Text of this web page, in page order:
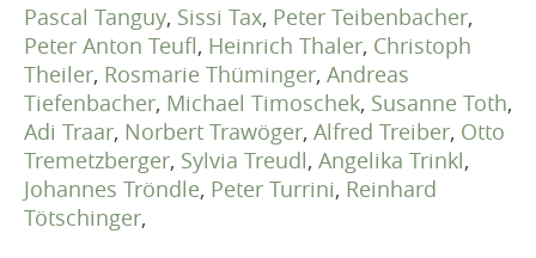
Pascal Tanguy, Sissi Tax, Peter Teibenbacher,
Peter Anton Teufl, Heinrich Thaler, Christoph
Theiler, Rosmarie Thüminger, Andreas
Tiefenbacher, Michael Timoschek, Susanne Toth,
Adi Traar, Norbert Trawöger, Alfred Treiber, Otto
Tremetzberger, Sylvia Treudl, Angelika Trinkl,
Johannes Tröndle, Peter Turrini, Reinhard
Tötschinger,